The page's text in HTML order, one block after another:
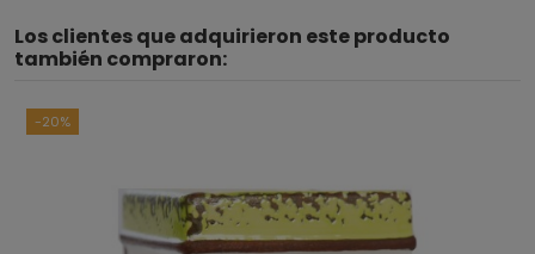
Los clientes que adquirieron este producto
también compraron:
-20%